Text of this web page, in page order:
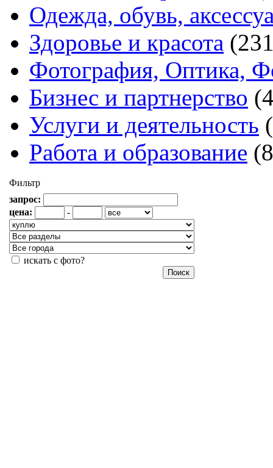
Одежда, обувь,
Здоровье и красота
Фотография, Оптика,
Бизнес и партнерство
Услуги и деятельность
Работа и образование
Фильтр
запрос:
цена:
-
искать с фото?